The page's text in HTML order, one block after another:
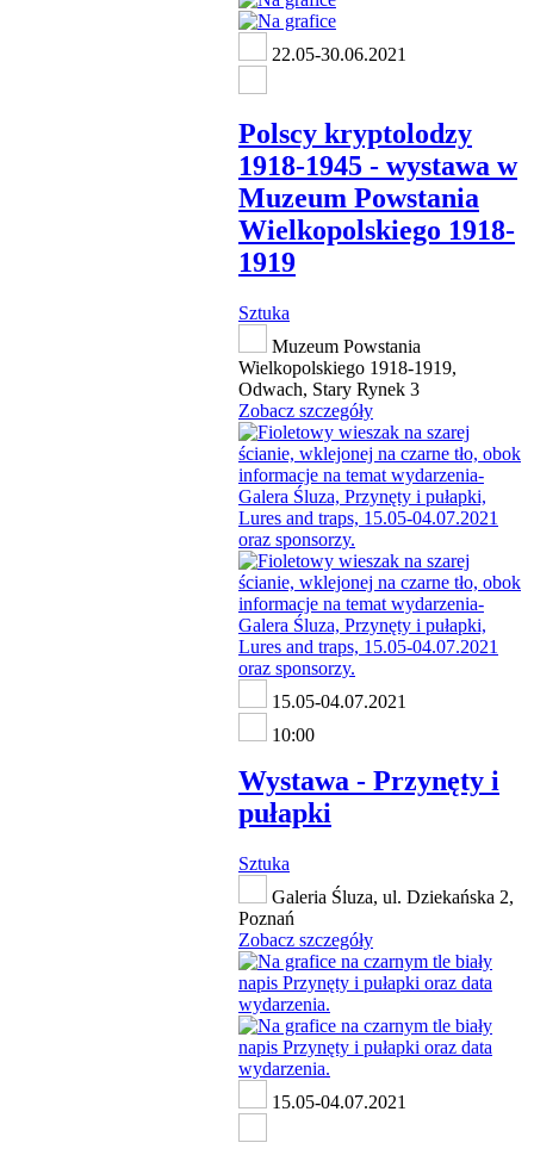
22.05-30.06.2021
Polscy kryptolodzy
1918-1945 - wystawa w
Muzeum Powstania
Wielkopolskiego 1918-
1919
Sztuka
Muzeum Powstania
Wielkopolskiego 1918-1919,
Odwach, Stary Rynek 3
Zobacz szczegóły
15.05-04.07.2021
10:00
Wystawa - Przynęty i
pułapki
Sztuka
Galeria Śluza, ul. Dziekańska 2,
Poznań
Zobacz szczegóły
15.05-04.07.2021